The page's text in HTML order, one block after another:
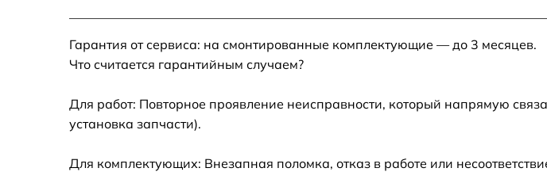
Замена электросхемы Gaggenau RW 414-300 от 60
Устранение засора трубопровода Gaggenau
Ремонт датчика морозильного отделения
Гарантия от сервиса: на смонтированные комплектующие — до 3 месяцев.
Что считается гарантийным случаем?
Для работ: Повторное проявление неисправности, который напрямую
установка запчасти).
Для комплектующих: Внезапная поломка, отказ в работе или